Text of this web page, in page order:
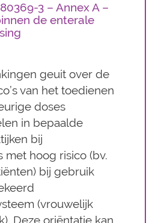
3 – Annex A –
de enterale
geuit over de
van het toedienen
doses
in bepaalde
bij
met hoog risico (bv.
bij gebruik
(vrouwelijk
Deze oriëntatie kan